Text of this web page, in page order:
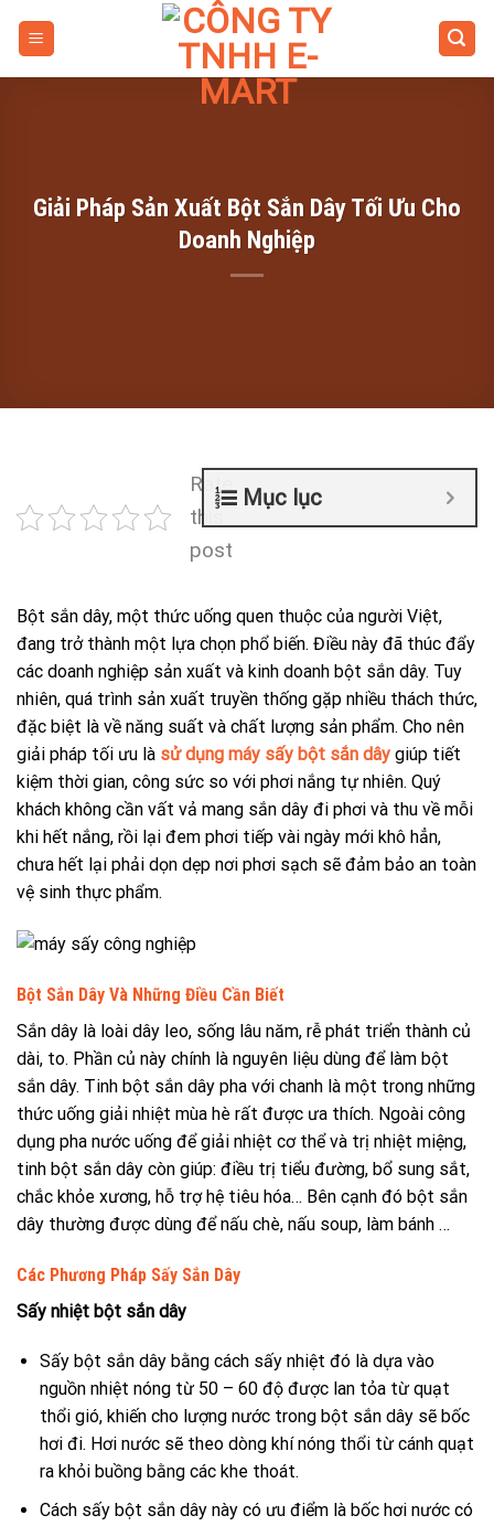
Giải Pháp Sản Xuất Bột Sắn Dây Tối Ưu Cho
Doanh Nghiệp
Mục lục
Rate
this
post
Bột sắn dây, một thức uống quen thuộc của người Việt,
đang trở thành một lựa chọn phổ biến. Điều này đã thúc đẩy
các doanh nghiệp sản xuất và kinh doanh bột sắn dây. Tuy
nhiên, quá trình sản xuất truyền thống gặp nhiều thách thức,
đặc biệt là về năng suất và chất lượng sản phẩm. Cho nên
giải pháp tối ưu là sử dụng máy sấy bột sắn dây giúp tiết
kiệm thời gian, công sức so với phơi nắng tự nhiên. Quý
khách không cần vất vả mang sắn dây đi phơi và thu về mỗi
khi hết nắng, rồi lại đem phơi tiếp vài ngày mới khô hẳn,
chưa hết lại phải dọn dẹp nơi phơi sạch sẽ đảm bảo an toàn
vệ sinh thực phẩm.
Bột Sắn Dây Và Những Điều Cần Biết
Sắn dây là loài dây leo, sống lâu năm, rễ phát triển thành củ
dài, to. Phần củ này chính là nguyên liệu dùng để làm bột
sắn dây. Tinh bột sắn dây pha với chanh là một trong những
thức uống giải nhiệt mùa hè rất được ưa thích. Ngoài công
dụng pha nước uống để giải nhiệt cơ thể và trị nhiệt miệng,
tinh bột sắn dây còn giúp: điều trị tiểu đường, bổ sung sắt,
chắc khỏe xương, hỗ trợ hệ tiêu hóa… Bên cạnh đó bột sắn
dây thường được dùng để nấu chè, nấu soup, làm bánh …
Các Phương Pháp Sấy Sắn Dây
Sấy nhiệt bột sắn dây
Sấy bột sắn dây bằng cách sấy nhiệt đó là dựa vào
nguồn nhiệt nóng từ 50 – 60 độ được lan tỏa từ quạt
thổi gió, khiến cho lượng nước trong bột sắn dây sẽ bốc
hơi đi. Hơi nước sẽ theo dòng khí nóng thổi từ cánh quạt
ra khỏi buồng bằng các khe thoát.
Cách sấy bột sắn dây này có ưu điểm là bốc hơi nước có